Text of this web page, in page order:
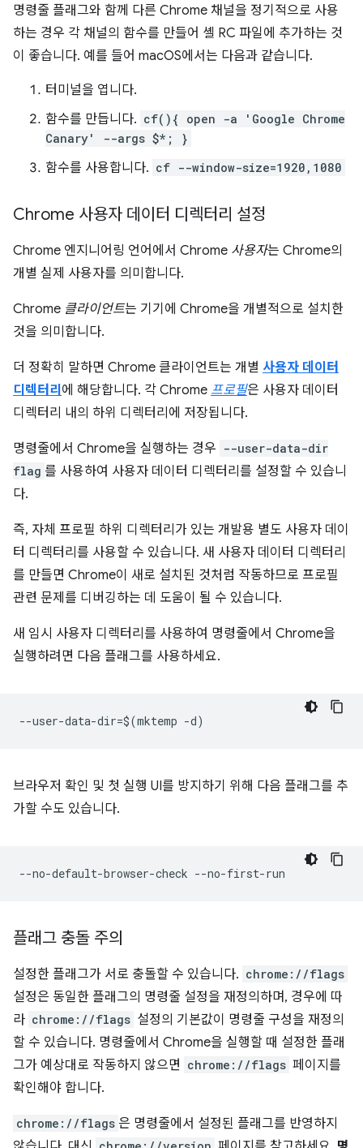
명령줄 플래그와 함께 다른 Chrome 채널을 정기적으로 사용
하는 경우 각 채널의 함수를 만들어 셸 RC 파일에 추가하는 것
이 좋습니다. 예를 들어 macOS에서는 다음과 같습니다.
터미널을 엽니다.
함수를 만듭니다. cf(){ open -a 'Google Chrome
Canary' --args $*; }
함수를 사용합니다. cf --window-size=1920,1080
Chrome 사용자 데이터 디렉터리 설정
Chrome 엔지니어링 언어에서 Chrome 사용자는 Chrome의
개별 실제 사용자를 의미합니다.
Chrome 클라이언트는 기기에 Chrome을 개별적으로 설치한
것을 의미합니다.
더 정확히 말하면 Chrome 클라이언트는 개별 사용자 데이터
디렉터리 에 해당합니다. 각 Chrome 프로필은 사용자 데이터
디렉터리 내의 하위 디렉터리에 저장됩니다.
명령줄에서 Chrome을 실행하는 경우 --user-data-dir
flag 를 사용하여 사용자 데이터 디렉터리를 설정할 수 있습니
다.
즉, 자체 프로필 하위 디렉터리가 있는 개발용 별도 사용자 데이
터 디렉터리를 사용할 수 있습니다. 새 사용자 데이터 디렉터리
를 만들면 Chrome이 새로 설치된 것처럼 작동하므로 프로필
관련 문제를 디버깅하는 데 도움이 될 수 있습니다.
새 임시 사용자 디렉터리를 사용하여 명령줄에서 Chrome을
실행하려면 다음 플래그를 사용하세요.
브라우저 확인 및 첫 실행 UI를 방지하기 위해 다음 플래그를 추
가할 수도 있습니다.
플래그 충돌 주의
설정한 플래그가 서로 충돌할 수 있습니다. chrome://flags
설정은 동일한 플래그의 명령줄 설정을 재정의하며, 경우에 따
라 chrome://flags 설정의 기본값이 명령줄 구성을 재정의
할 수 있습니다. 명령줄에서 Chrome을 실행할 때 설정한 플래
그가 예상대로 작동하지 않으면 chrome://flags 페이지를
확인해야 합니다.
chrome://flags 은 명령줄에서 설정된 플래그를 반영하지